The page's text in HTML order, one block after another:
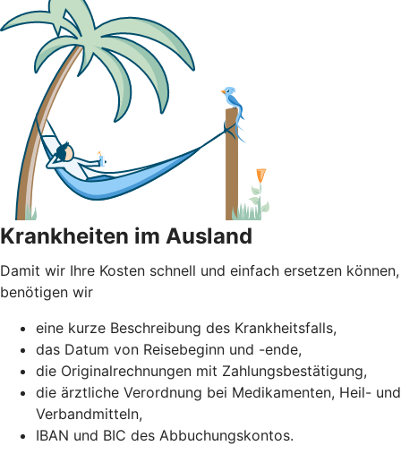
Krankheiten im Ausland
Damit wir Ihre Kosten schnell und einfach ersetzen können,
benötigen wir
eine kurze Beschreibung des Krankheitsfalls,
das Datum von Reisebeginn und -ende,
die Originalrechnungen mit Zahlungsbestätigung,
die ärztliche Verordnung bei Medikamenten, Heil- und
Verbandmitteln,
IBAN und BIC des Abbuchungskontos.